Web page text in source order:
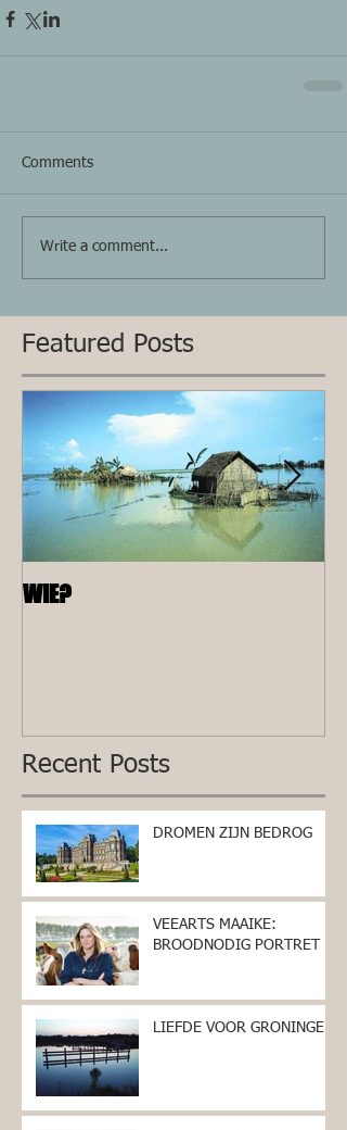
Featured Posts
Recent Posts
Comments
Write a comment...
WIE?
DROMEN ZIJN BEDROG
VEEARTS MAAIKE:
BROODNODIG PORTRET
LIEFDE VOOR GRONINGEN